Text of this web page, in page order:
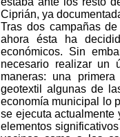
Ciprián, ya
Tras dos campañas
ahora ésta ha
económicos. Sin
necesario realizar un
maneras: una
geotextil algunas de
economía municipal lo
se ejecuta
elementos